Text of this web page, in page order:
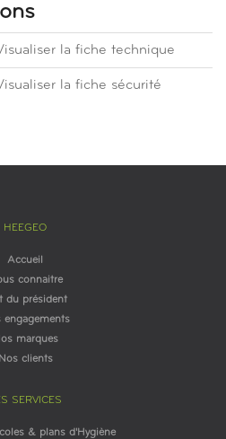
la fiche technique
la fiche sécurité
HEEGEO
Accueil
connaitre
du président
engagements
marques
Nos clients
SERVICES
& plans d'Hygiène